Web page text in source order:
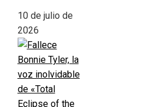
10 de julio de
2026